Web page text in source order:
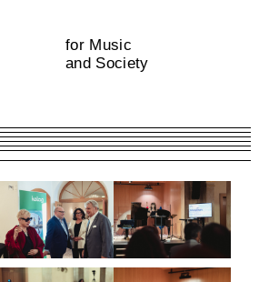
for Music
and Society